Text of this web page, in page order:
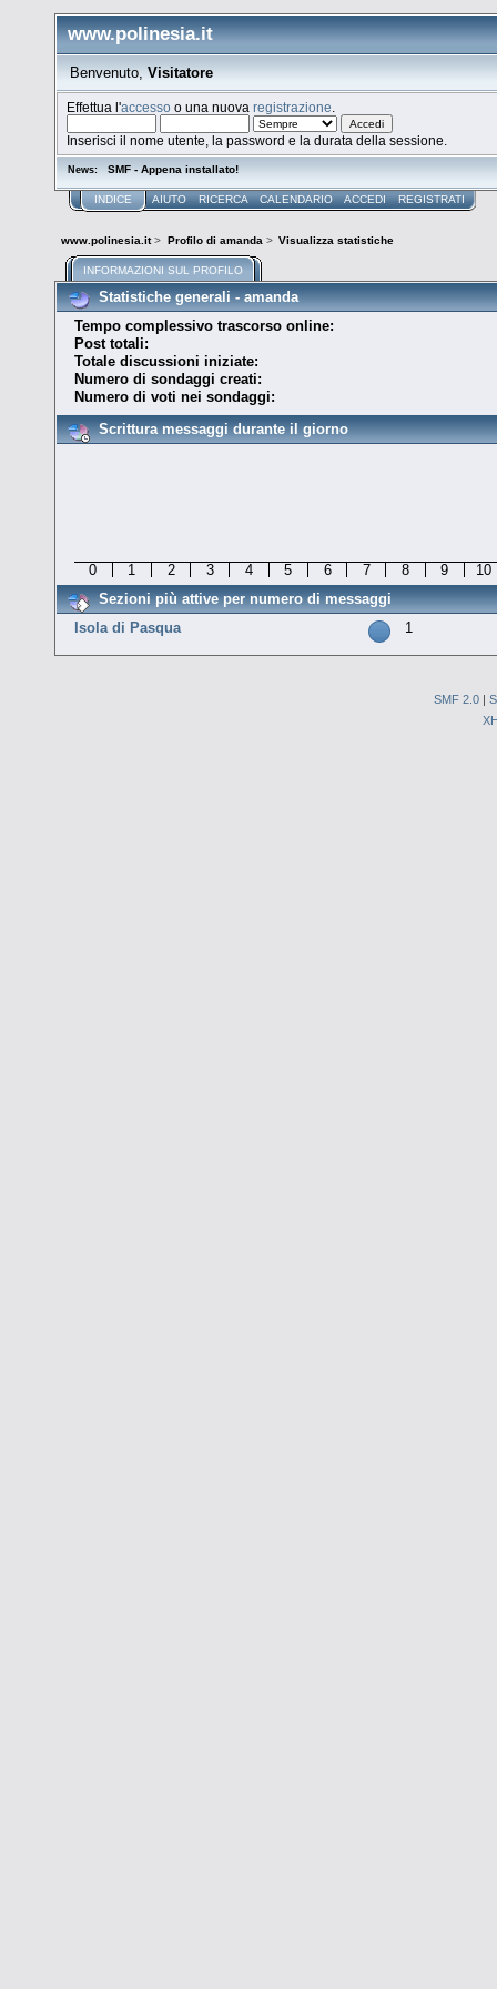
www.polinesia.it
Benvenuto, Visitatore
Effettua l'accesso o una nuovaregistrazione
Inserisci il nome utente, la password e la durata della sessione.
News: SMF - Appena installato!
INDICE AIUTO RICERCA CALENDARIO ACCEDI REGISTRATI
www.polinesia.it> Profilo di amanda> Visualizza statistiche
INFORMAZIONI SUL PROFILO
Statistiche generali - amanda
Tempo complessivo trascorso online:
Post totali:
Totale discussioni iniziate:
Numero di sondaggi creati:
Numero di voti nei sondaggi:
Scrittura messaggi durante il giorno
0 1 2 3 4 5 6 7 8 9
10
Sezioni più attive per numero di messaggi
Isola di Pasqua
1
SMF 2.0 |